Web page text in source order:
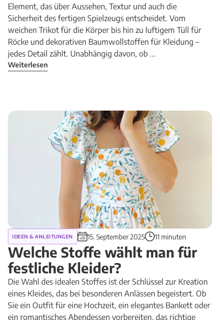
Element, das über Aussehen, Textur und auch die
Sicherheit des fertigen Spielzeugs entscheidet. Vom
weichen Trikot für die Körper bis hin zu luftigem Tüll für
Röcke und dekorativen Baumwollstoffen für Kleidung –
jedes Detail zählt. Unabhängig davon, ob ...
Weiterlesen
IDEEN & ANLEITUNGEN 15. September 2025 11 minuten
Welche Stoffe wählt man für
festliche Kleider?
Die Wahl des idealen Stoffes ist der Schlüssel zur Kreation
eines Kleides, das bei besonderen Anlässen begeistert. Ob
Sie ein Outfit für eine Hochzeit, ein elegantes Bankett oder
ein romantisches Abendessen vorbereiten, das richtige